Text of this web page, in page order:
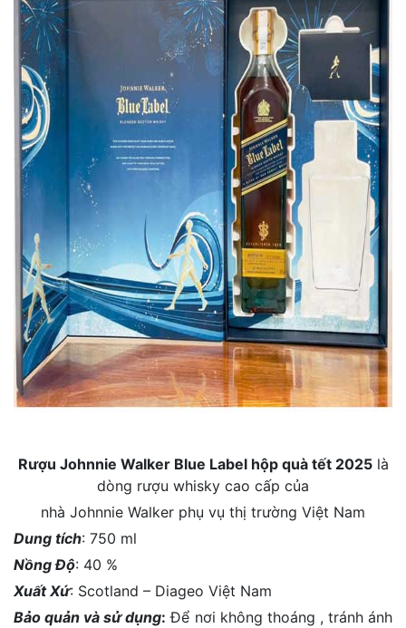
Rượu Johnnie Walker Blue Label hộp quà tết 2025là
dòng rượu whisky cao cấp của
nhà Johnnie Walker phụ vụ thị trường Việt Nam
Dung tích: 750 ml
Nồng Độ: 40 %
Xuất Xứ: Scotland – Diageo Việt Nam
Bảo quản và sử dụng: Để nơi không thoáng , tránh ánh